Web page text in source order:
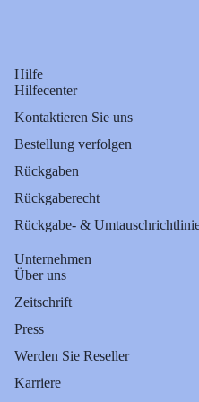
Hilfe
Hilfecenter
Kontaktieren Sie uns
Bestellung verfolgen
Rückgaben
Rückgaberecht
Rückgabe- &
Unternehmen
Über uns
Zeitschrift
Press
Werden Sie Reseller
Karriere